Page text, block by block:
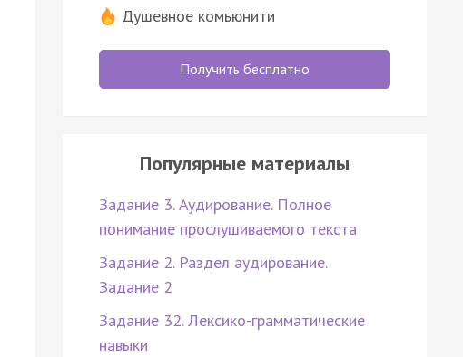
Душевное комьюнити
Получить бесплатно
Популярные материалы
Задание 3. Аудирование. Полное
понимание прослушиваемого текста
Задание 2. Раздел аудирование.
Задание 2
Задание 32. Лексико-грамматические
навыки